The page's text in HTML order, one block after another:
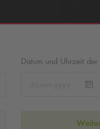
Datum und Uhrzeit der